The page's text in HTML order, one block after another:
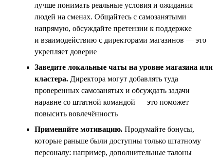
лучше понимать реальные условия и ожидания
людей на сменах. Общайтесь с самозанятыми
напрямую, обсуждайте претензии к поддержке
и взаимодействию с директорами магазинов — это
укрепляет доверие
Заведите локальные чаты на уровне магазина или
кластера. Директора могут добавлять туда
проверенных самозанятых и обсуждать задачи
наравне со штатной командой — это поможет
повысить вовлечённость
Применяйте мотивацию. Продумайте бонусы,
которые раньше были доступны только штатному
персоналу: например, дополнительные талоны